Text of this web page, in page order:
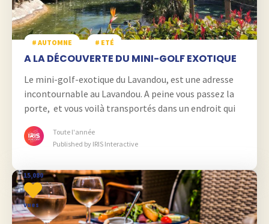
# AUTOMNE # ETÉ
A LA DÉCOUVERTE DU MINI-GOLF EXOTIQUE
Le mini-golf-exotique du Lavandou, est une adresse
incontournable au Lavandou. A peine vous passez la
porte, et vous voilà transportés dans un endroit qui
Toute l'année
Published by IRIS Interactive
15,080
vues